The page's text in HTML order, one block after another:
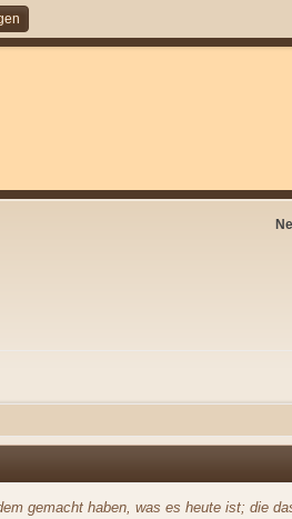
gemacht haben, was es heute ist; die